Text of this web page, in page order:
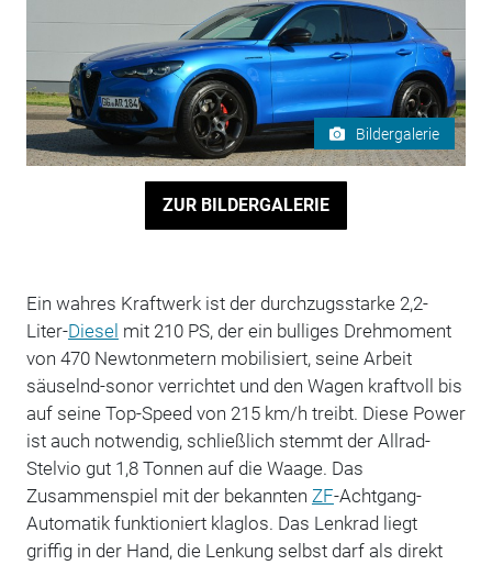
Bildergalerie
ZUR BILDERGALERIE
Ein wahres Kraftwerk ist der durchzugsstarke 2,2-
Liter-Diesel mit 210 PS, der ein bulliges Drehmoment
von 470 Newtonmetern mobilisiert, seine Arbeit
säuselnd-sonor verrichtet und den Wagen kraftvoll bis
auf seine Top-Speed von 215 km/h treibt. Diese Power
ist auch notwendig, schließlich stemmt der Allrad-
Stelvio gut 1,8 Tonnen auf die Waage. Das
Zusammenspiel mit der bekannten ZF-Achtgang-
Automatik funktioniert klaglos. Das Lenkrad liegt
griffig in der Hand, die Lenkung selbst darf als direkt